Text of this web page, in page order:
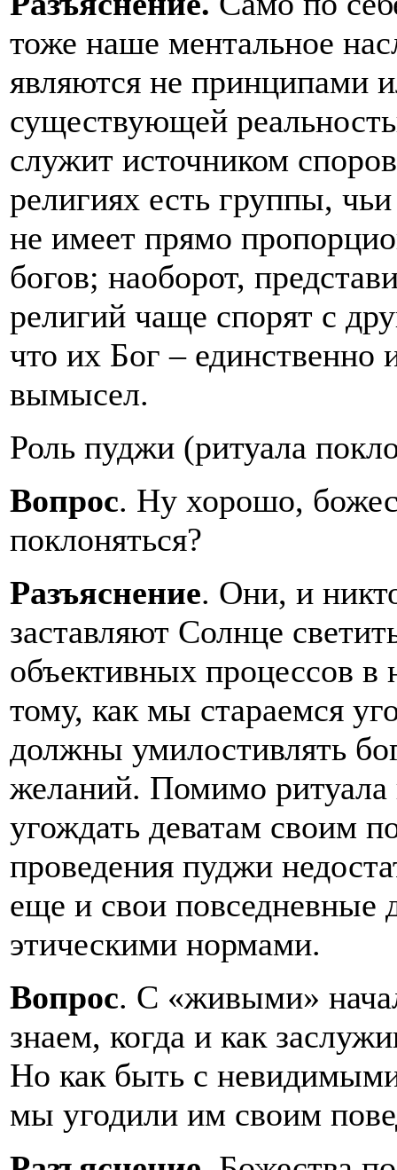
тоже наше ментальное
являются не принципами
существующей
служит источником
религиях есть группы,
не имеет прямо
богов; наоборот,
религий чаще спорят с
что их Бог – единственно
вымысел.
Роль пуджи (ритуала
Вопрос. Ну хорошо,
поклоняться?
Разъяснение. Они, и
заставляют Солнце
объективных процессов
тому, как мы стараемся
должны умилостивлять
желаний. Помимо
угождать деватам своим
проведения пуджи
еще и свои повседневные
этическими нормами.
Вопрос. С «живыми»
знаем, когда и как
Но как быть с
мы угодили им своим